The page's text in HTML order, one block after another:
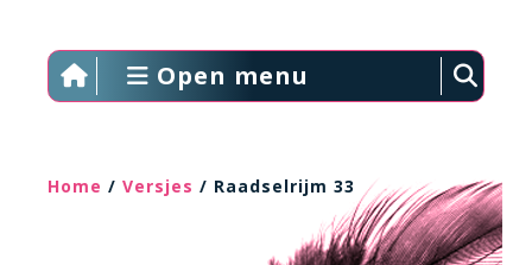
Open menu
Home / Versjes / Raadselrijm 33